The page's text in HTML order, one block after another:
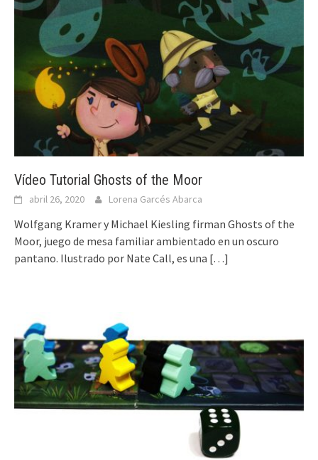
Vídeo Tutorial Ghosts of the Moor
abril 26, 2020 Lorena Garcés Abarca
Wolfgang Kramer y Michael Kiesling firman Ghosts of the
Moor, juego de mesa familiar ambientado en un oscuro
pantano. Ilustrado por Nate Call, es una […]